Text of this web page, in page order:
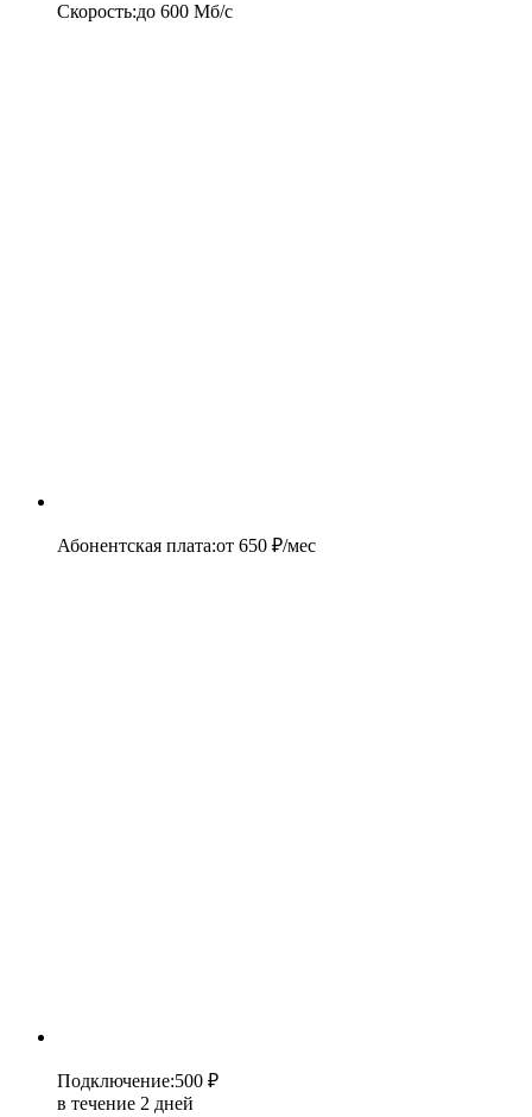
Скорость:до 600 Мб/c
Абонентская плата:от 650 ₽/мес
Подключение:500 ₽
в течение 2 дней